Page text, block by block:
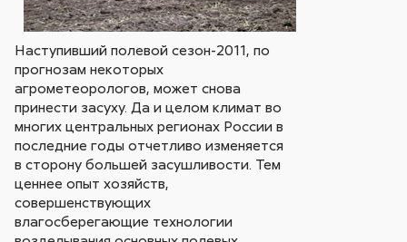
Наступивший полевой сезон-2011, по
прогнозам некоторых
агрометеорологов, может снова
принести засуху. Да и целом климат во
многих центральных регионах России в
последние годы отчетливо изменяется
в сторону большей засушливости. Тем
ценнее опыт хозяйств,
совершенствующих
влагосберегающие технологии